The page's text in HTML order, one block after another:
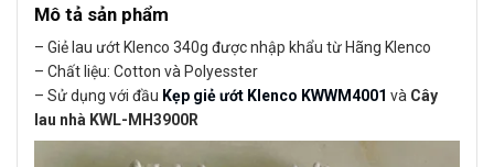
Mô tả sản phẩm
– Giẻ lau ướt Klenco 340g được nhập khẩu từ Hãng Klenco
– Chất liệu: Cotton và Polyesster
– Sử dụng với đầu Kẹp giẻ ướt Klenco KWWM4001 và Cây
lau nhà KWL-MH3900R